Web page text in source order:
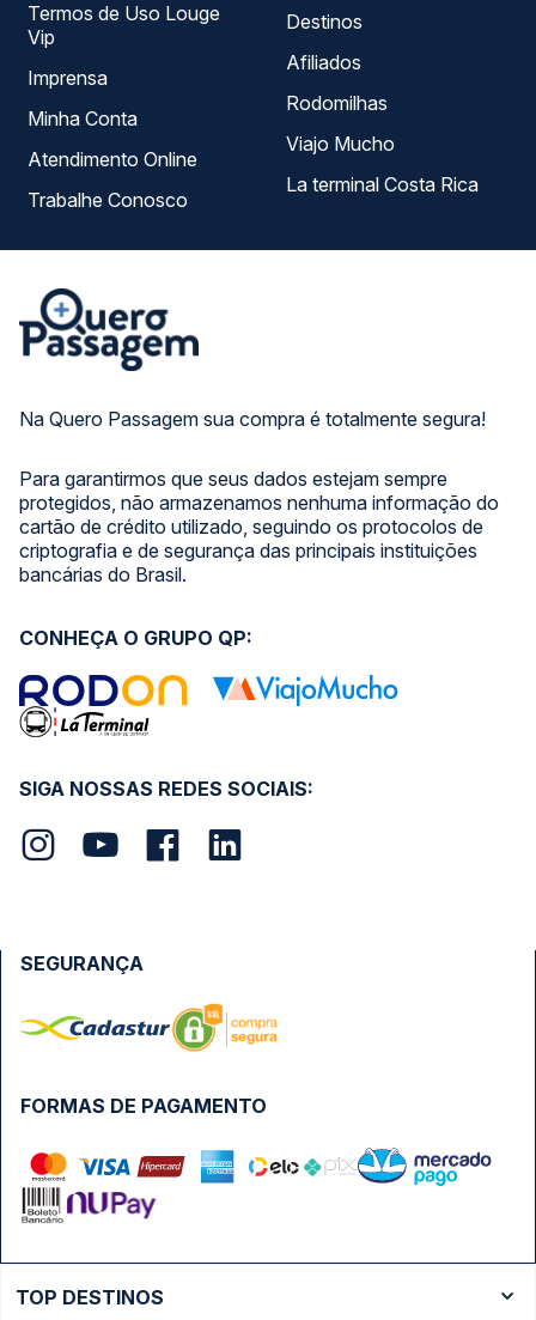
Na Quero Passagem sua compra é totalmente segura!
Para garantirmos que seus dados estejam sempre
protegidos, não armazenamos nenhuma informação do
cartão de crédito utilizado, seguindo os protocolos de
criptografia e de segurança das principais instituições
bancárias do Brasil.
Termos de Uso Louge
Vip
Imprensa
Minha Conta
Atendimento Online
Trabalhe Conosco
Destinos
Afiliados
Rodomilhas
Viajo Mucho
La terminal Costa Rica
SIGA NOSSAS REDES SOCIAIS:
CONHEÇA O GRUPO QP:
FORMAS DE PAGAMENTO
SEGURANÇA
TOP DESTINOS